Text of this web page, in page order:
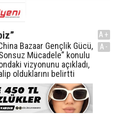
Bazaar Gençlik Gücü,
Mücadele” konulu
vizyonunu açıkladı,
olduklarını belirtti
A+
A-